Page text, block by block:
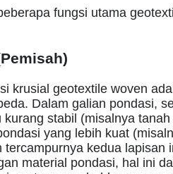
fungsi utama
krusial geotextile woven
Dalam galian pondasi,
stabil (misalnya
yang lebih kuat
tercampurnya kedua lapisan
material pondasi, hal ini